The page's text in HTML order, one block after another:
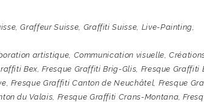
,Graffeur Suisse Graffiti Suisse Live-Painting
artistique Communication visuelle ,
Bex ,Fresque Graffiti Brig-Glis Fresque Graffiti
Fresque Graffiti Canton de Neuchâtel Fresque
du Valais Fresque Graffiti Crans-Montana ,